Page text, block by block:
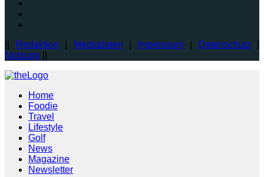
Redaktion Mediadaten Impressum| Datenschutz|
Nutzung
Home
Foodie
Travel
Lifestyle
Golf
News
Magazine
Newsletter